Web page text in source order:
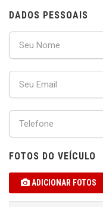
DADOS PESSOAIS
FOTOS DO VEÍCULO
ADICIONAR FOTOS